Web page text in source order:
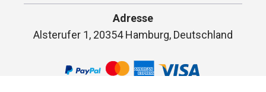
Adresse
Alsterufer 1, 20354 Hamburg, Deutschland